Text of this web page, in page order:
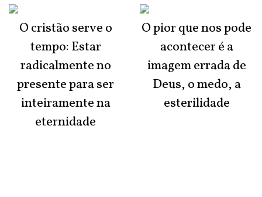
O cristão serve o
tempo: Estar
radicalmente no
presente para ser
inteiramente na
eternidade
O pior que nos pode
acontecer é a
imagem errada de
Deus, o medo, a
esterilidade